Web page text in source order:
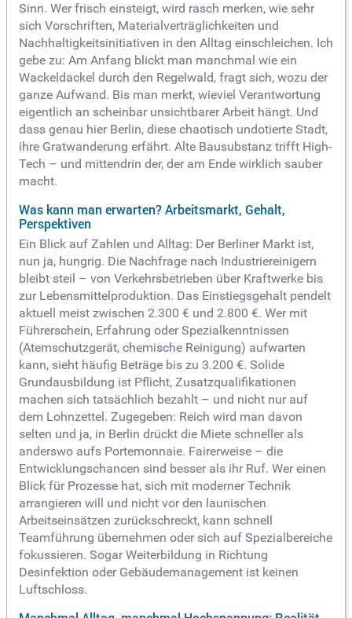
Sinn. Wer frisch einsteigt, wird rasch merken, wie sehr
sich Vorschriften, Materialverträglichkeiten und
Nachhaltigkeitsinitiativen in den Alltag einschleichen. Ich
gebe zu: Am Anfang blickt man manchmal wie ein
Wackeldackel durch den Regelwald, fragt sich, wozu der
ganze Aufwand. Bis man merkt, wieviel Verantwortung
eigentlich an scheinbar unsichtbarer Arbeit hängt. Und
dass genau hier Berlin, diese chaotisch undotierte Stadt,
ihre Gratwanderung erfährt. Alte Bausubstanz trifft High-
Tech – und mittendrin der, der am Ende wirklich sauber
macht.
Was kann man erwarten? Arbeitsmarkt, Gehalt,
Perspektiven
Ein Blick auf Zahlen und Alltag: Der Berliner Markt ist,
nun ja, hungrig. Die Nachfrage nach Industriereinigern
bleibt steil – von Verkehrsbetrieben über Kraftwerke bis
zur Lebensmittelproduktion. Das Einstiegsgehalt pendelt
aktuell meist zwischen 2.300 € und 2.800 €. Wer mit
Führerschein, Erfahrung oder Spezialkenntnissen
(Atemschutzgerät, chemische Reinigung) aufwarten
kann, sieht häufig Beträge bis zu 3.200 €. Solide
Grundausbildung ist Pflicht, Zusatzqualifikationen
machen sich tatsächlich bezahlt – und nicht nur auf
dem Lohnzettel. Zugegeben: Reich wird man davon
selten und ja, in Berlin drückt die Miete schneller als
anderswo aufs Portemonnaie. Fairerweise – die
Entwicklungschancen sind besser als ihr Ruf. Wer einen
Blick für Prozesse hat, sich mit moderner Technik
arrangieren will und nicht vor den launischen
Arbeitseinsätzen zurückschreckt, kann schnell
Teamführung übernehmen oder sich auf Spezialbereiche
fokussieren. Sogar Weiterbildung in Richtung
Desinfektion oder Gebäudemanagement ist keinen
Luftschloss.